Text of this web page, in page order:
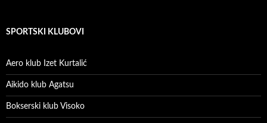
SPORTSKI KLUBOVI
Aero klub Izet Kurtalić
Aikido klub Agatsu
Bokserski klub Visoko